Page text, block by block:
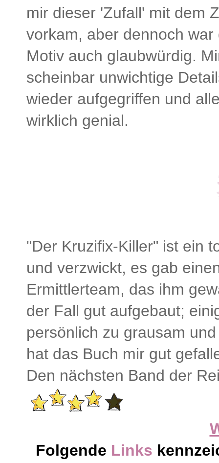
mir dieser 'Zufall' mit dem
vorkam, aber dennoch
Motiv auch glaubwürdig.
scheinbar unwichtige
wieder aufgegriffen und
wirklich genial.
"Der Kruzifix-Killer" ist ein
und verzwickt, es gab
Ermittlerteam, das ihm
der Fall gut aufgebaut;
persönlich zu grausam
hat das Buch mir gut
Den nächsten Band der
Folgende Links